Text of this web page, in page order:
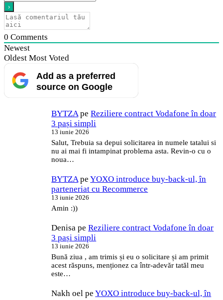
0 Comments
Newest
Oldest Most Voted
Add as a preferred
source on Google
BYTZA peReziliere contract Vodafone în doar
3 pași simpli
13 iunie 2026
Salut, Trebuia sa depui solicitarea in numele tatalui si
nu ai mai fi intampinat problema asta. Revin-o cu o
noua…
BYTZA peYOXO introduce buy-back-ul, în
parteneriat cu Recommerce
13 iunie 2026
Amin :))
Denisa peReziliere contract Vodafone în doar
3 pași simpli
13 iunie 2026
Bună ziua , am trimis și eu o solicitare și am primit
acest răspuns, menționez ca într-adevăr tatăl meu
este…
Nakh oel peYOXO introduce buy-back-ul, în